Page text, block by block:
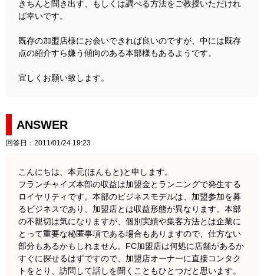
きちんと聞き出す、もしくは調べる方法をご教授いただけれ
ば幸いです。
既存の加盟店様にお会いできれば良いのですが、中には既存
点の紹介すら嫌う傾向のある本部様もあるようです。
宜しくお願い致します。
ANSWER
回答日：2011/01/24 19:23
こんにちは、本元(ほんもと)と申します。
フランチャイズ本部の収益は加盟金とランニングで発生する
ロイヤリティです。本部のビジネスモデルは、加盟参加を募
るビジネスであり、加盟店とは収益形態が異なります。本部
の不親切は気になりますが、個別実績や集客方法とは企業に
とって重要な秘匿事項である場合もありますので、仕方ない
部分もあるかもしれません。FC加盟店は何処に店舗があるか
すぐに探せるはずですので、加盟店オーナーに直接コンタク
トをとり、訪問して話しを聞くこともひとつだと思います。